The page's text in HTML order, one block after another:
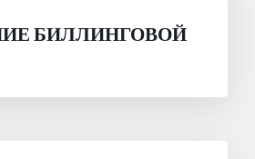
БИЛЛИНГОВОЙ